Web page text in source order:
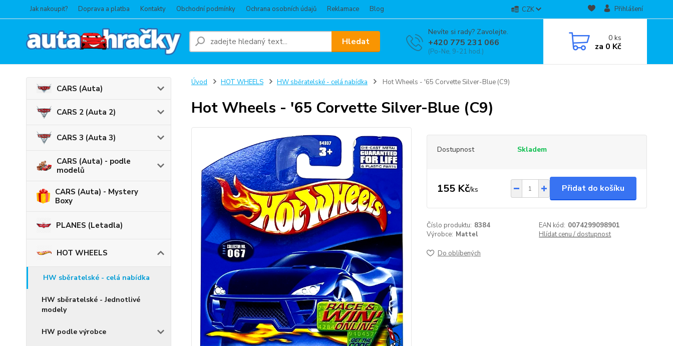
Jak nakoupit? Doprava a platba Kontakty Obchodní podmínky Ochrana osobních údajů Reklamace Blog CZK Přihlášení
Hledat
Nevíte si rady? Zavolejte.
+420 775 231 066
(Po-Ne, 9-21 hod.)
0ks
za 0 Kč
CARS (Auta)
CARS 2 (Auta 2)
CARS 3 (Auta 3)
CARS (Auta) - podle
modelů
CARS (Auta) - Mystery
Boxy
PLANES (Letadla)
HOT WHEELS
HW sběratelské - celá nabídka
HW sběratelské - Jednotlivé
modely
HW podle výrobce
Úvod HOT WHEELS HW sběratelské - celá nabídka Hot Wheels - '65 Corvette Silver-Blue (C9)
Hot Wheels - '65 Corvette Silver-Blue (C9)
Dostupnost Skladem
155 Kč/ks Přidat do košíku
Číslo produktu: 8384 EAN kód: 0074299098901
Výrobce: Mattel Hlídat cenu / dostupnost
Do oblíbených